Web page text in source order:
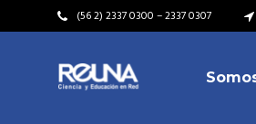
(56 2) 2337 0300 – 2337 0307
Video Institucional